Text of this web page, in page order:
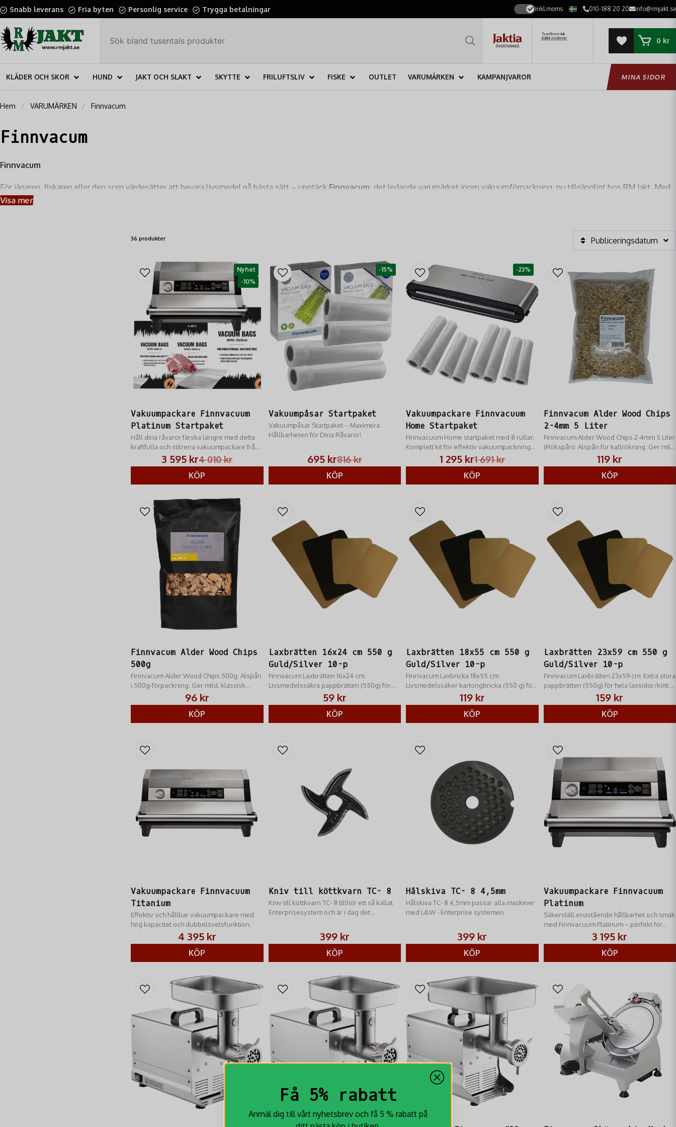
Snabb leverans Fria byten Personlig service Trygga betalningar Inkl.moms 010-188 20 20 info@rmjakt.se
0 kr
KLÄDER OCH SKOR HUND JAKT OCH SLAKT SKYTTE FRILUFTSLIV FISKE OUTLET VARUMÄRKEN KAMPANJVAROR MINA SIDOR
Hem VARUMÄRKEN Finnvacum
Finnvacum
Finnvacum
För jägaren, fiskaren eller den som värdesätter att bevara livsmedel på bästa sätt – upptäck Finnvacum , det ledande varumärket inom vakuumförpackning, nu tillgängligt hos RM Jakt. Med
Finnvacums produkter kan du enkelt
Visa mer
36 produkter Publiceringsdatum
Vakuumpackare Finnvacuum
Platinum Startpaket
Håll dina råvaror färska längre med detta
kraftfulla och stilrena vakuumpackare från
4 010 kr
3 595 kr
KÖP
Nyhet
-10%
Vakuumpåsar Startpaket
Vakuumpåsar Startpaket – Maximera
Hållbarheten för Dina Råvaror!
816 kr
695 kr
KÖP
-15%
Vakuumpackare Finnvacuum
Home Startpaket
Finnvacuum Home startpaket med 8 rullar.
Komplett kit för effektiv vakuumpackning
av vilt och fisk. Innehåller 48m rulle i två
bredder.
1 691 kr
1 295 kr
KÖP
-23%
Finnvacum Alder Wood Chips
2-4mm 5 Liter
Finnvacum Alder Wood Chips 2-4mm 5 Liter
(Rökspån): Alspån för kallrökning. Ger mild,
söt smak till fisk och kött. Optimal storlek 2-
4mm.
119 kr
KÖP
Finnvacum Alder Wood Chips
500g
Finnvacum Alder Wood Chips 500g: Alspån
i 500g-förpackning. Ger mild, klassisk
röksmak. Optimalt för lax, fisk och fågel.
Hög kvalitet.
96 kr
KÖP
Laxbrätten 16x24 cm 550 g
Guld/Silver 10-p
Finnvacum Laxbrätten 16x24 cm:
Livsmedelssäkra pappbrätten (550g) för
portionsförpackning av lax/chark.
Guld/Silver. Hygienisk presentation.
59 kr
KÖP
Laxbrätten 18x55 cm 550 g
Guld/Silver 10-p
Finnvacum Laxbricka 18x55 cm:
Livsmedelssäker kartongbricka (550 g) för
försäljning av lax/kött. Guld/silver.
Professionell och hygienisk presentation
119 kr
KÖP
Laxbrätten 23x59 cm 550 g
Guld/Silver 10-p
Finnvacum Laxbrätten 23x59 cm: Extra stora
pappbrätten (550g) för hela laxsidor/kött.
Guld/Silver. Professionell & hygienisk
presentation.
159 kr
KÖP
Vakuumpackare Finnvacuum
Titanium
Effektiv och hållbar vakuumpackare med
hög kapacitet och dubbelsvetsfunktion.
4 395 kr
KÖP
Kniv till köttkvarn TC- 8
Kniv till köttkvarn TC- 8 tillhör ett så kallat
Enterprisesystem och är i dag det
399 kr
KÖP
Hålskiva TC- 8 4,5mm
Hålskiva TC- 8 4,5mm passar alla maskiner
med L&W - Enterprise systemen.
399 kr
KÖP
Vakuumpackare Finnvacuum
Platinum
Säkerställ enastående hållbarhet och smak
med Finnvacuum Platinum – perfekt för
proffs och hemmakockar.
3 195 kr
KÖP
Få 5% rabatt
Anmäl dig till vårt nyhetsbrev och få 5 % rabatt på